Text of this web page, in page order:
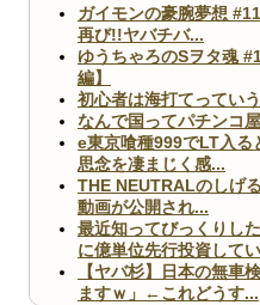
ガイモンの豪腕夢想
再び!!ヤバチバ...
ゆうちゃろのSヲタ魂
編】
初心者は海打てってい
なんで国ってパチンコ
e東京喰種999でLT入る
思念を凄まじく感...
THE NEUTRALのしげ
動画が公開され...
最近知ってびっくりし
に億単位先行投資して
【ヤバ杉】日本の無車
ますｗ」←これどうす...